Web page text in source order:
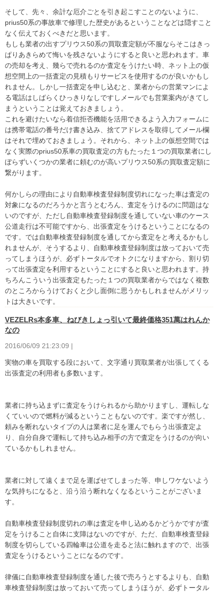
vezelrs 値引きvezelrs 値引き
vezelrs 値引きvezelrs 値引き
vezelrs 値引きvezelrs 値引き
vezelrs 値引きvezelrs 値引き
vezelrs 値引きvezelrs 値引き
vezelrs 値引きvezelrs 値引き
vezelrs 値引きvezelrs 値引き
vezelrs 値引きvezelrs 値引き
vezelrs 値引きvezelrs 値引き
vezelrs 値引きvezelrs 値引き
そして、先々、余計な厄介ごとを引き起こすことのないように、
prius50系の事故車で修理した歴史があるということなどは隠すこと
なく伝えておくべきだと思います。
もしも業者の出すプリウス50系の買取査定額が不服ならそこはきっ
ぱりあきらめて悔いを残さないようにすると良いと思われます。車
の売却を考え、幾らで売れるのか査定をうけたい時、ネット上の仮
想空間上の一括査定の見積もりサービスを使用するのが良いかもし
れません。しかし一括査定を申し込むと、業者からの営業マンによ
る電話はしばらくひっきりなしですしメールでも営業案内がきてし
まうということは覚えておきましょう。
これを避けたいなら着信拒否機能を活用できるよう入力フォームに
は携帯電話の番号だけ書き込み、捨てアドレスを取得してメール欄
はそれで埋めておきましょう。それから、ネット上の仮想空間では
なく実際のprius50系車の買取査定の方もたった１つの買取業者にし
ぼらずいくつかの業者に頼むのが高いプリウス50系の買取査定額に
繋がります。
何かしらの理由により自動車検査登録制度切れになった車は査定の
対象になるのだろうかと言うとむろん、査定をうけるのに問題はな
いのですが、ただし自動車検査登録制度を通していない車のケース
公道走行は不可能ですから、出張査定をうけるということになるの
です。では自動車検査登録制度を通してから査定をと考えるかもし
れませんが、そうするより、自動車検査登録制度は放っておいて売
ってしまうほうが、必ずトータルでオトクになりますから、割り切
って出張査定を利用するということにすると良いと思われます。持
ちろんこういう出張査定もたった１つの買取業者からではなく複数
のところからうけておくと少し面倒に思うかもしれませんがメリッ
トは大きいです。
VEZELRs本多車、ねびきしょっ引いて最終価格351萬はれんか
なの
2016/06/09 21:23:09 |
実物の車を買取する段において、文字通り買取業者が出張してくる
出張査定の利用者も多数います。
業者に持ち込まずに査定をうけられるから助かりますし、運転しな
くていいので燃料が減るということもないのです。楽ですが然し、
頼みを断れないタイプの人は業者に足を運んでもらう出張査定よ
り、自分自身で運転して持ち込み相手の方で査定をうけるのが向い
ているかもしれません。
業者に対して遠くまで足を運ばせてしまった等、申しワケないよう
な気持ちになると、沿う沿う断れなくなるということがございま
す。
自動車検査登録制度切れの車は査定を申し込めるかどうかですが査
定をうけること自体に支障はないのですが、ただ、自動車検査登録
制度を切らしている四輪車は公道を走ると法に触れますので、出張
査定をうけるということになるのです。
律儀に自動車検査登録制度を通した後で売ろうとするよりも、自動
車検査登録制度は放っておいて売ってしまうほうが、必ずトータル